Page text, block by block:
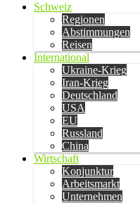
Schweiz
Regionen
Abstimmungen
Reisen
International
Ukraine-Krieg
Iran-Krieg
Deutschland
USA
EU
Russland
China
Wirtschaft
Konjunktur
Arbeitsmarkt
Unternehmen